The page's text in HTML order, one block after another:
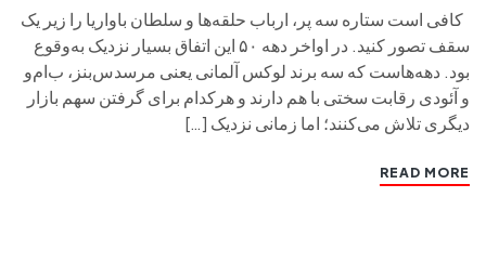
کافی است ستاره سه پر، ارباب حلقه‌ها و سلطان باواریا را زیر یک
سقف تصور کنید. در اواخر دهه ۵۰ این اتفاق بسیار نزدیک به‌وقوع
بود. دهه‌هاست که سه برند لوکس آلمانی یعنی مرسدس‌بنز، ب‌ام‌و
و آئودی رقابت سختی با هم دارند و هرکدام برای گرفتن سهم بازار
دیگری تلاش می‌کنند؛ اما زمانی نزدیک […]
READ MORE